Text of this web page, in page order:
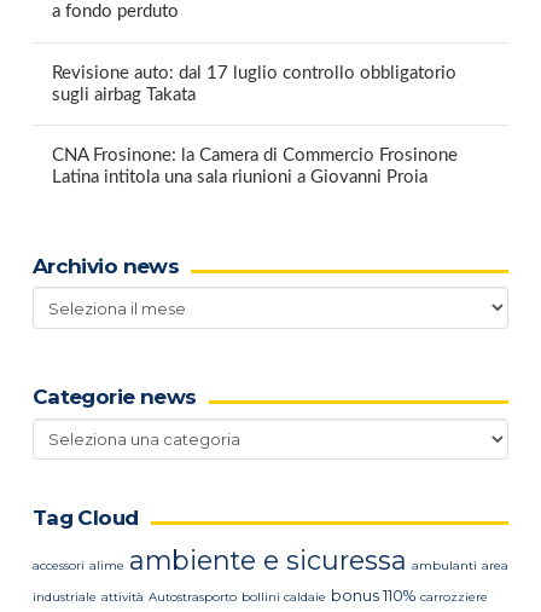
a fondo perduto
Revisione auto: dal 17 luglio controllo obbligatorio
sugli airbag Takata
CNA Frosinone: la Camera di Commercio Frosinone
Latina intitola una sala riunioni a Giovanni Proia
Archivio news
Archivio
news
Categorie news
Categorie
news
Tag Cloud
accessori alime ambiente e sicuressa ambulanti area
industriale attività Autostrasporto bollini caldaie bonus 110% carrozziere